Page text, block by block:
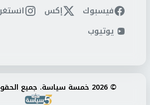
فيسبوك إكس
يوتيوب
© 2026 خمسة سياسة. جميع الحقوق محفوظة.